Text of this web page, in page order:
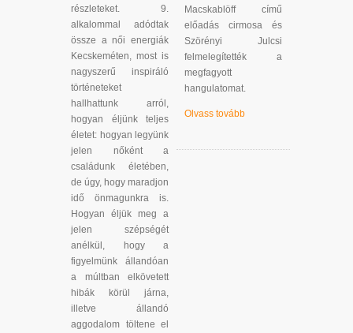
részleteket. 9.
alkalommal adódtak
össze a női energiák
Kecskeméten, most is
nagyszerű inspiráló
történeteket
hallhattunk arról,
hogyan éljünk teljes
életet: hogyan legyünk
jelen nőként a
családunk életében,
de úgy, hogy maradjon
idő önmagunkra is.
Hogyan éljük meg a
jelen szépségét
anélkül, hogy a
figyelmünk állandóan
a múltban elkövetett
hibák körül járna,
illetve állandó
aggodalom töltene el
Macskablöff című
előadás cirmosa és
Szörényi Julcsi
felmelegítették a
megfagyott
hangulatomat.
Olvass tovább